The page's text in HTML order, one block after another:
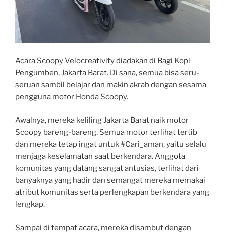
Acara Scoopy Velocreativity diadakan di Bagi Kopi
Pengumben, Jakarta Barat. Di sana, semua bisa seru-
seruan sambil belajar dan makin akrab dengan sesama
pengguna motor Honda Scoopy.
Awalnya, mereka keliling Jakarta Barat naik motor
Scoopy bareng-bareng. Semua motor terlihat tertib
dan mereka tetap ingat untuk #Cari_aman, yaitu selalu
menjaga keselamatan saat berkendara. Anggota
komunitas yang datang sangat antusias, terlihat dari
banyaknya yang hadir dan semangat mereka memakai
atribut komunitas serta perlengkapan berkendara yang
lengkap.
Sampai di tempat acara, mereka disambut dengan